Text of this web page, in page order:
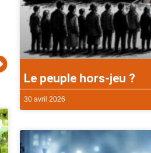
Le peuple hors-jeu ?
30 avril 2026